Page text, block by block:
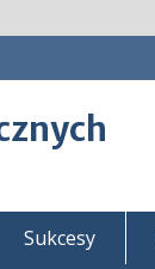
Sukcesy